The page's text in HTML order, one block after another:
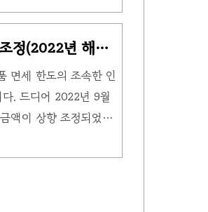
통행료 정부가 추석
때보다 장거리로 이동
니다. 그렇다면 언제부
까요? 기간 추석 연휴
정(2022년 해외
면세 한도의 조속한 인
. 드디어 2022년 9월
액이 상향 조정되었습
려드리겠습니다. 개정
러에서 800달러로 인